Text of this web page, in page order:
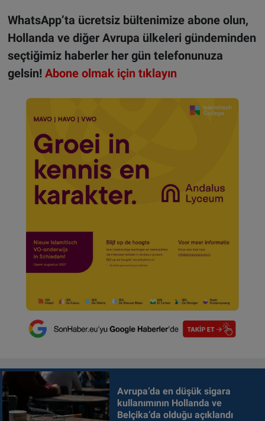
WhatsApp’ta ücretsiz bültenimize abone olun,
Hollanda ve diğer Avrupa ülkeleri gündeminden
seçtiğimiz haberler her gün telefonunuza
gelsin! Abone olmak için tıklayın
Avrupa’da en düşük sigara
kullanımının Hollanda ve
Belçika’da olduğu açıklandı